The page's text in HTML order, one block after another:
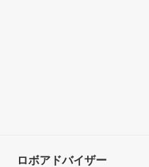
ロボアドバイザー